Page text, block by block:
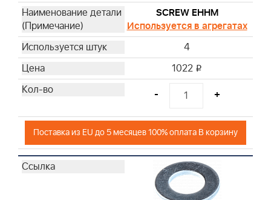
SCREW EHHM
Используется в агрегатах
4
1022 i
- +
Поставка из EU до 5 месяцев 100% оплата В корзину